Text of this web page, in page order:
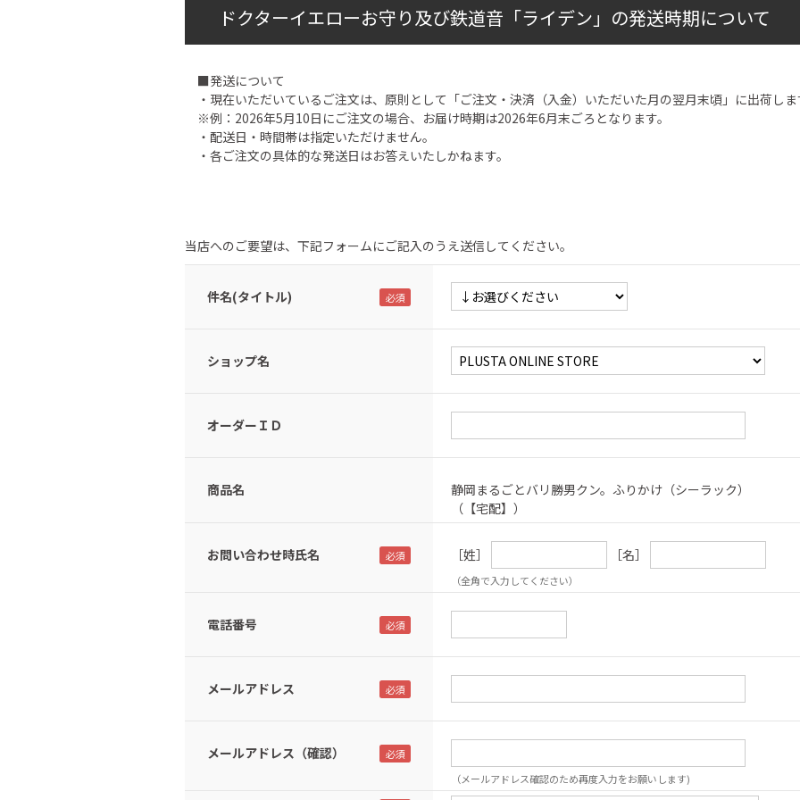
ドクターイエローお守り及び鉄道音「ライデン」の発送時期について
■発送について
・現在いただいているご注文は、原則として「ご注文・決済（入金）いただいた月の翌月末頃」に出荷しま
※例：2026年5月10日にご注文の場合、お届け時期は2026年6月末ごろとなります。
・配送日・時間帯は指定いただけません。
・各ご注文の具体的な発送日はお答えいたしかねます。
当店へのご要望は、下記フォームにご記入のうえ送信してください。
件名(タイトル)
ショップ名
オーダーＩＤ
商品名
静岡まるごとバリ勝男クン。ふりかけ（シーラック）
（【宅配】）
お問い合わせ時氏名 ［姓］ ［名］
（全角で入力してください）
電話番号
メールアドレス
メールアドレス（確認）
（メールアドレス確認のため再度入力をお願いします)